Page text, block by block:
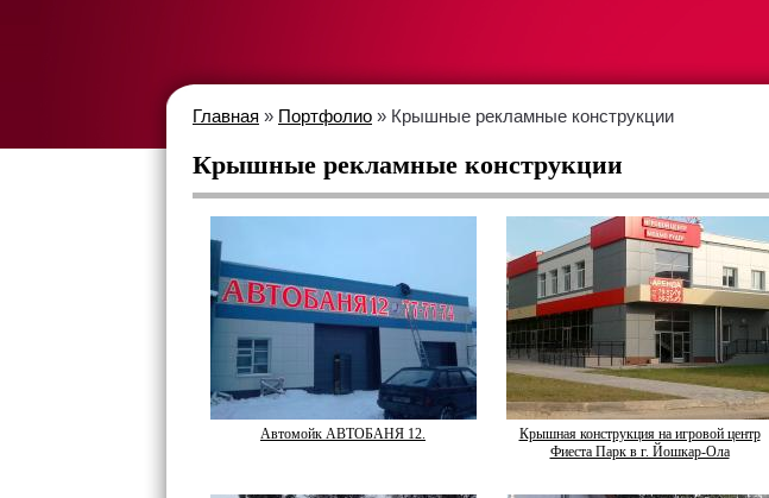
Главная » Портфолио » Крышные рекламные конструкции
Крышные рекламные конструкции
Автомойк АВТОБАНЯ 12.
Крышная конструкция на игровой центр
Фиеста Парк в г. Йошкар-Ола